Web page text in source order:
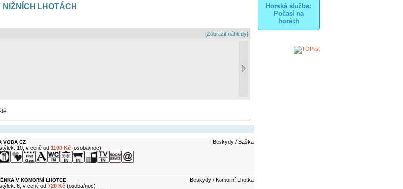
NIŽNÍCH LHOTÁCH
[Zobrazit náhledy]
VODA CZ
Beskydy / Baška
10, v ceně od 1100 Kč(osoba/noc)
V KOMORNÍ LHOTCE
Beskydy / Komorní Lhotka
6, v ceně od 720 Kč(osoba/noc)
Horská služba:
Počasí na
horách